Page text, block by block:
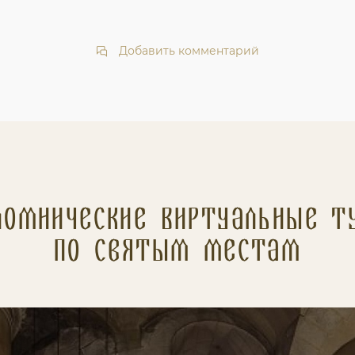
Добавить комментарий
Виртуальные
по святым местам